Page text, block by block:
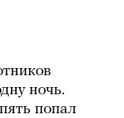
ночь.
попал